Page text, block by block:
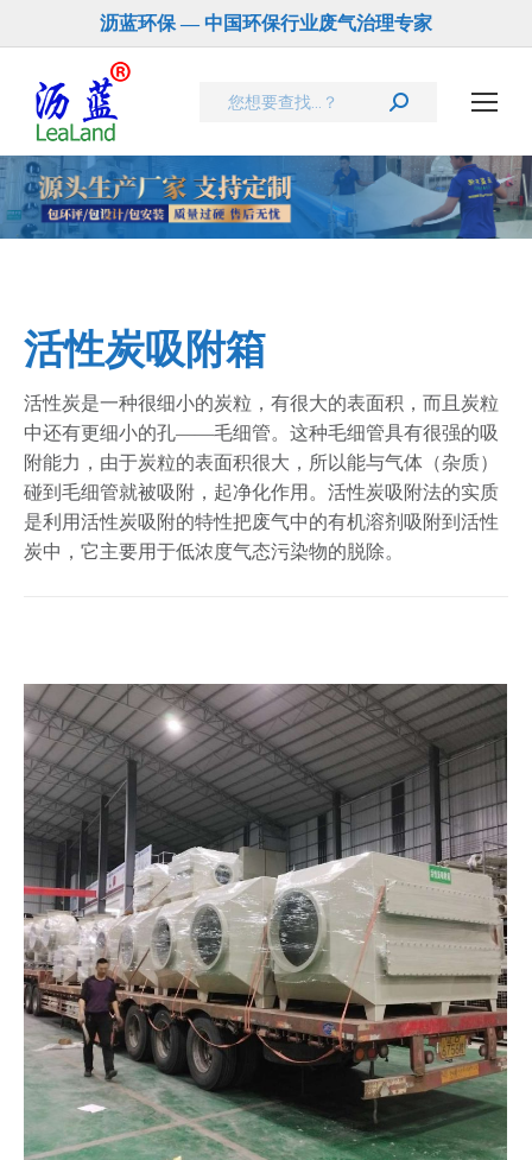
沥蓝环保 — 中国环保行业废气治理专家
Search:
您在这里：
活性炭吸附箱
活性炭是一种很细小的炭粒，有很大的表面积，而且炭粒
中还有更细小的孔——毛细管。这种毛细管具有很强的吸
附能力，由于炭粒的表面积很大，所以能与气体（杂质）
碰到毛细管就被吸附，起净化作用。活性炭吸附法的实质
是利用活性炭吸附的特性把废气中的有机溶剂吸附到活性
炭中，它主要用于低浓度气态污染物的脱除。